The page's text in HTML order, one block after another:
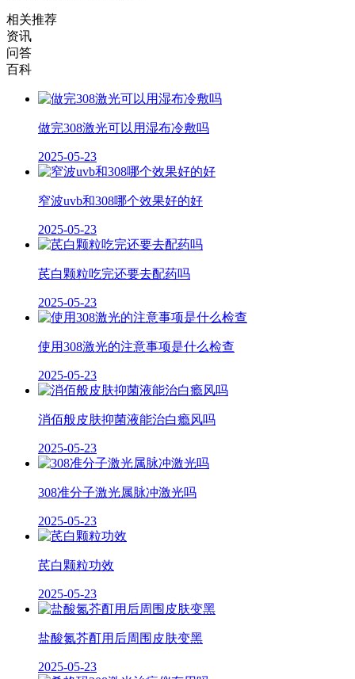
相关推荐
资讯
问答
百科
做完308激光可以用湿布冷敷吗
2025-05-23
窄波uvb和308哪个效果好的好
2025-05-23
芪白颗粒吃完还要去配药吗
2025-05-23
使用308激光的注意事项是什么检查
2025-05-23
消佰般皮肤抑菌液能治白瘾风吗
2025-05-23
308准分子激光属脉冲激光吗
2025-05-23
芪白颗粒功效
2025-05-23
盐酸氮芥酊用后周围皮肤变黑
2025-05-23